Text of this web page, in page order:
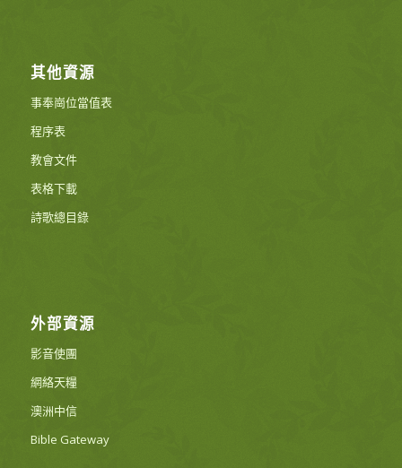
其他資源
事奉崗位當值表
程序表
教會文件
表格下載
詩歌總目錄
外部資源
影音使團
網絡天糧
澳洲中信
Bible Gateway